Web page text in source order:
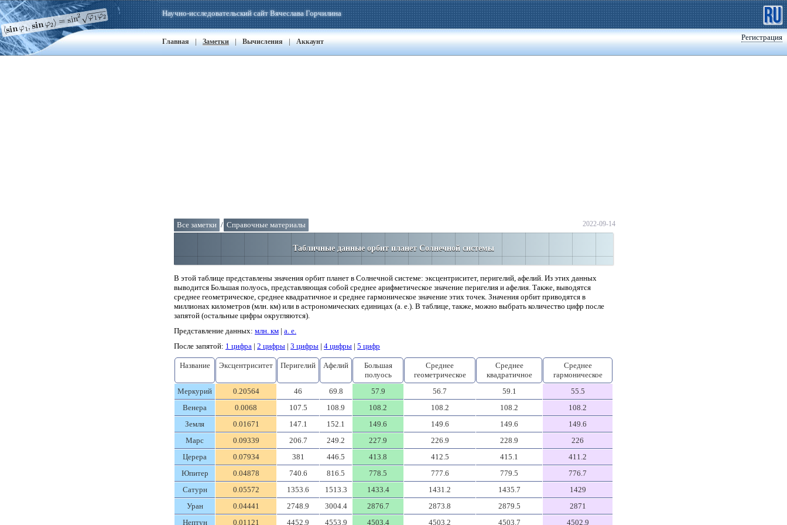
Регистрация
Научно-исследовательский сайт Вячеслава Горчилина
Главная | Заметки | Вычисления | Аккаунт
2022-09-14
Все заметки / Справочные материалы
Табличные данные орбит планет Солнечной системы
В этой таблице представлены значения орбит планет в Солнечной системе: эксцентриситет, перигелий, афелий. Из этих данных
выводится Большая полуось, представляющая собой среднее арифметическое значение перигелия и афелия. Также, выводятся
среднее геометрическое, среднее квадратичное и среднее гармоническое значение этих точек. Значения орбит приводятся в
миллионах километров (млн. км) или в астрономических единицах (а. е.). В таблице, также, можно выбрать количество цифр после
запятой (остальные цифры округляются).
Представление данных: млн. км | а. е.
После запятой: 1 цифра | 2 цифры | 3 цифры | 4 цифры | 5 цифр
Название Эксцентриситет Перигелий Афелий
Большая
полуось
Среднее
геометрическое
Среднее
квадратичное
Среднее
гармоническое
Меркурий
0.20564 46 69.8 57.9 56.7 59.1
55.5
Венера
0.0068 107.5 108.9 108.2 108.2 108.2
108.2
Земля
0.01671 147.1 152.1 149.6 149.6 149.6
149.6
Марс
0.09339 206.7 249.2 227.9 226.9 228.9
226
Церера
0.07934 381 446.5 413.8 412.5 415.1
411.2
Юпитер
0.04878 740.6 816.5 778.5 777.6 779.5
776.7
Сатурн
0.05572 1353.6 1513.3 1433.4 1431.2 1435.7
1429
Уран
0.04441 2748.9 3004.4 2876.7 2873.8 2879.5
2871
Нептун
0.01121 4452.9 4553.9 4503.4 4503.2 4503.7 4502.9